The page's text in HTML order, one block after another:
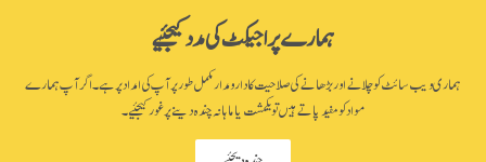
ہمارے پراجیکٹ کی مدد کیجئیے
ہماری ویب سائٹ کو چلانے اور بڑھانے کی صلاحیت کا دارومدار مکمل طور پر آپ کی امداد پر ہے۔ اگر آپ ہمارے
مواد کو مفید پاتے ہیں تو یکمشت یا ماہانہ چندہ دینے پر غور کیجئیے۔